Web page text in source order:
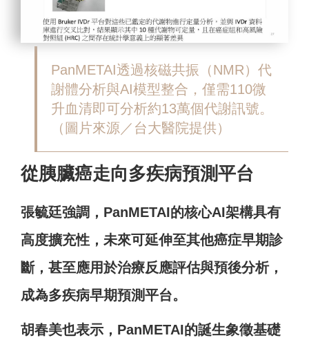
PanMETAI透過核磁共振（NMR）代
謝體分析與AI模型整合，僅需110微
升血清即可分析約13萬個代謝訊號。
（圖片來源／台大醫院提供）
從胰臟癌走向多疾病預測平台
張毓廷強調，PanMETAI的核心AI架構具有
高度擴充性，未來可延伸至其他癌症早期診
斷，甚至應用於治療反應評估與預後分析，
成為多疾病早期預測平台。
胡春美也表示，PanMETAI的誕生象徵基礎